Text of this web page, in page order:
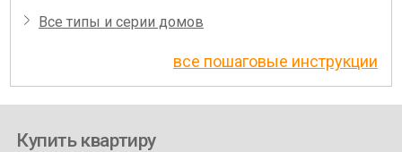
Все типы и серии домов
все пошаговые инструкции
Купить квартиру